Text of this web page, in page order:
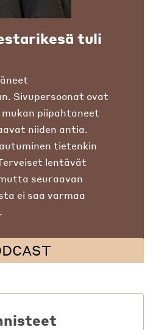
tuli
Sivupersoonat ovat
piipahtaneet
niiden antia.
tietenkin
lentävät
seuraavan
ei saa varmaa